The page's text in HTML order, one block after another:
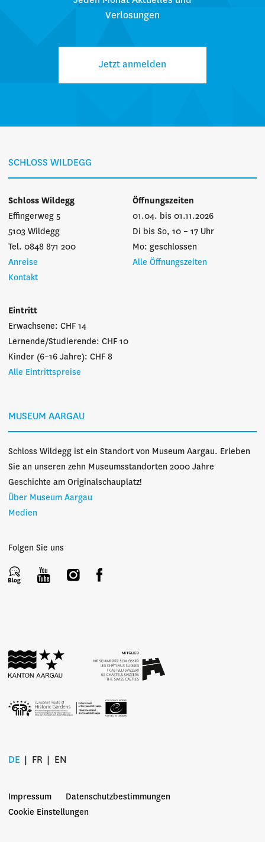
Verlosungen
Jetzt anmelden
SCHLOSS WILDEGG
Schloss Wildegg
Effingerweg 5
5103 Wildegg
Tel. 0848 871 200
Anreise
Kontakt
Öffnungszeiten
01.04. bis 01.11.2026
Di bis So, 10 – 17 Uhr
Mo: geschlossen
Alle Öffnungszeiten
Eintritt
Erwachsene: CHF 14
Lernende/Studierende: CHF 10
Kinder (6–16 Jahre): CHF 8
Alle Eintrittspreise
MUSEUM AARGAU
Schloss Wildegg ist ein Standort von Museum Aargau. Erleben
Sie an unseren zehn Museumsstandorten 2000 Jahre
Geschichte am Originalschauplatz!
Über Museum Aargau
Medien
Folgen Sie uns
DE FR EN
Impressum
Datenschutzbestimmungen
Cookie Einstellungen